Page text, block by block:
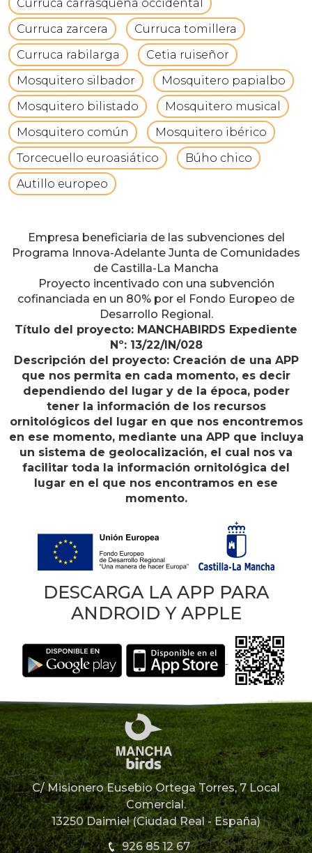
Curruca carrasqueña occidental
Curruca zarcera
Curruca tomillera
Curruca rabilarga
Cetia ruiseñor
Mosquitero silbador
Mosquitero papialbo
Mosquitero bilistado
Mosquitero musical
Mosquitero común
Mosquitero ibérico
Torcecuello euroasiático
Búho chico
Autillo europeo
Empresa beneficiaria de las subvenciones del
Programa Innova-Adelante Junta de Comunidades
de Castilla-La Mancha
Proyecto incentivado con una subvención
cofinanciada en un 80% por el Fondo Europeo de
Desarrollo Regional.
Título del proyecto: MANCHABIRDS Expediente
Nº: 13/22/IN/028
Descripción del proyecto: Creación de una APP
que nos permita en cada momento, es decir
dependiendo del lugar y de la época, poder
tener la información de los recursos
ornitológicos del lugar en que nos encontremos
en ese momento, mediante una APP que incluya
un sistema de geolocalización, el cual nos va
facilitar toda la información ornitológica del
lugar en el que nos encontramos en ese
momento.
DESCARGA LA APP PARA
ANDROID Y APPLE
C/ Misionero Eusebio Ortega Torres, 7 Local
Comercial.
13250 Daimiel (Ciudad Real - España)
926 85 12 67